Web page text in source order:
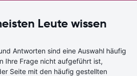
Leute wissen
Antworten sind eine Auswahl häufig
Ihre Frage nicht aufgeführt ist,
Seite mit den häufig gestellten